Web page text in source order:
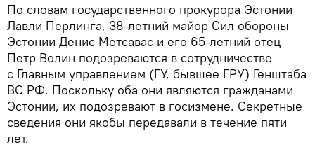
По словам государственного прокурора Эстонии
Лавли Перлинга, 38-летний майор Сил обороны
Эстонии Денис Метсавас и его 65-летний отец
Петр Волин подозреваются в сотрудничестве
с Главным управлением (ГУ, бывшее ГРУ) Генштаба
ВС РФ. Поскольку оба они являются гражданами
Эстонии, их подозревают в госизмене. Секретные
сведения они якобы передавали в течение пяти
лет.